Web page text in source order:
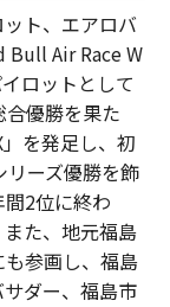
ト、エアロバ
Bull Air Race W
ロットとして
優勝を果た
を発足し、初
ーズ優勝を飾
2位に終わ
た、地元福島
参画し、福島
ダー、福島市